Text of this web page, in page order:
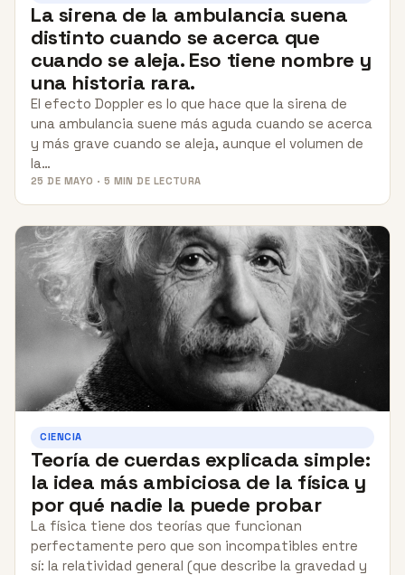
La sirena de la ambulancia suena
distinto cuando se acerca que
cuando se aleja. Eso tiene nombre y
una historia rara.
El efecto Doppler es lo que hace que la sirena de
una ambulancia suene más aguda cuando se acerca
y más grave cuando se aleja, aunque el volumen de
la…
25 DE MAYO · 5 MIN DE LECTURA
CIENCIA
Teoría de cuerdas explicada simple:
la idea más ambiciosa de la física y
por qué nadie la puede probar
La física tiene dos teorías que funcionan
perfectamente pero que son incompatibles entre
sí: la relatividad general (que describe la gravedad y